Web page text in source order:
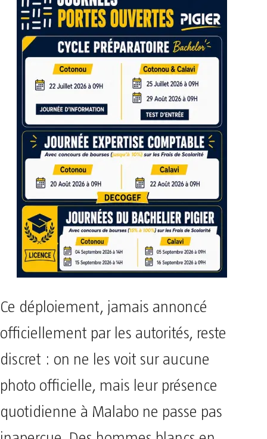
Ce déploiement, jamais annoncé
officiellement par les autorités, reste
discret : on ne les voit sur aucune
photo officielle, mais leur présence
quotidienne à Malabo ne passe pas